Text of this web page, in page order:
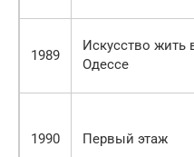
1989
Искусство жить
Одессе
1990 Первый этаж